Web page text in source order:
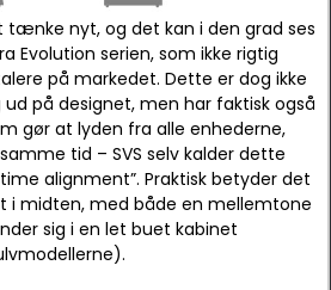
tænke nyt, og det kan i den grad ses
Evolution serien, som ikke rigtig
på markedet. Dette er dog ikke
på designet, men har faktisk også
gør at lyden fra alle enhederne,
tid – SVS selv kalder dette
alignment”. Praktisk betyder det
i midten, med både en mellemtone
sig i en let buet kabinet